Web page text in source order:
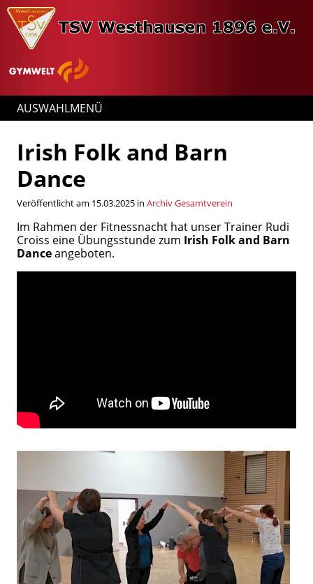
AUSWAHLMENÜ
Irish Folk and Barn
Dance
Veröffentlicht am 15.03.2025 in Archiv Gesamtverein
Im Rahmen der Fitnessnacht hat unser Trainer Rudi
Croiss eine Übungsstunde zum Irish Folk and Barn
Danceangeboten.